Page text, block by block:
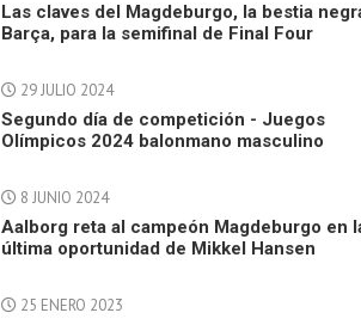
Las claves del Magdeburgo, la bestia
Barça, para la semifinal de Final Four
29 JULIO 2024
Segundo día de competición - Juegos
Olímpicos 2024 balonmano masculino
8 JUNIO 2024
Aalborg reta al campeón Magdeburgo en
última oportunidad de Mikkel Hansen
25 ENERO 2023